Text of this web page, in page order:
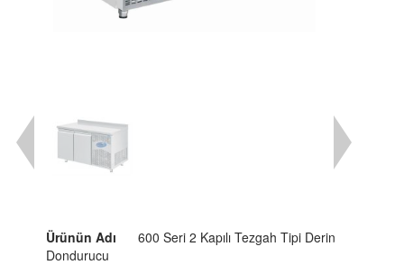
Ürünün Adı
600 Seri 2 Kapılı Tezgah Tipi Derin
Dondurucu